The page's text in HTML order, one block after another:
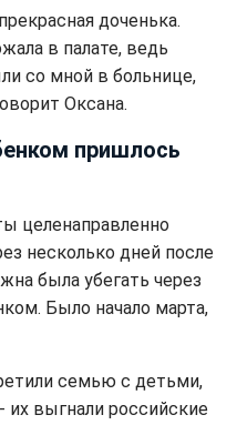
доченька.
в палате, ведь
со мной в больнице,
Оксана.
пришлось
целенаправленно
несколько дней после
была убегать через
Было начало марта,
семью с детьми,
их выгнали российские